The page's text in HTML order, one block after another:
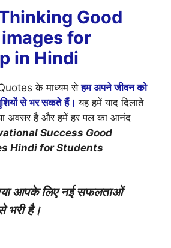
Good
for
in Hindi
के माध्यम सेहम अपने जीवन को
से भर सकते हैं। यह हमें याद दिलाते
अवसर है और हमें हर पल का आनंद
Success Good
Hindi for Students
आपके लिए नई सफलताओं
भरी है।